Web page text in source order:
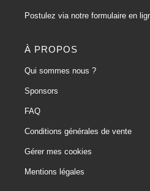
Postulez via notre formulaire en
À PROPOS
Qui sommes nous ?
Sponsors
FAQ
Conditions générales de vente
Gérer mes cookies
Mentions légales